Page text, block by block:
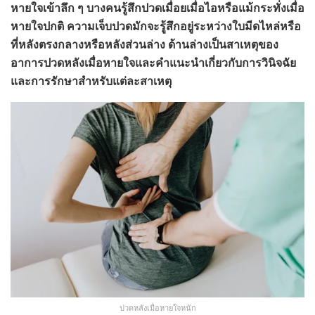
หายใจเข้าลึก ๆ บางคนรู้สึกปวดเมื่อยเมื่อไอหรือแม้กระทั่งเมื่อ
หายใจปกติ ความเจ็บปวดมักจะรู้สึกอยู่ระหว่างใบมีดไหล่หรือ
ที่หลังตรงกลางหรือหลังส่วนล่าง ด้านล่างเป็นสาเหตุของ
อาการปวดหลังเมื่อหายใจและคำแนะนำเกี่ยวกับการวินิจฉัย
และการรักษาสำหรับแต่ละสาเหตุ
ปวดหลังเมื่อหายใจหนัก